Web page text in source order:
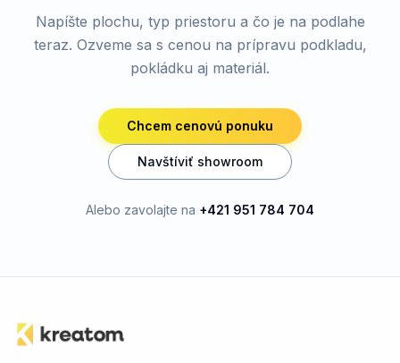
Napíšte plochu, typ priestoru a čo je na podlahe
teraz. Ozveme sa s cenou na prípravu podkladu,
pokládku aj materiál.
Chcem cenovú ponuku
Navštíviť showroom
Alebo zavolajte na +421 951 784 704